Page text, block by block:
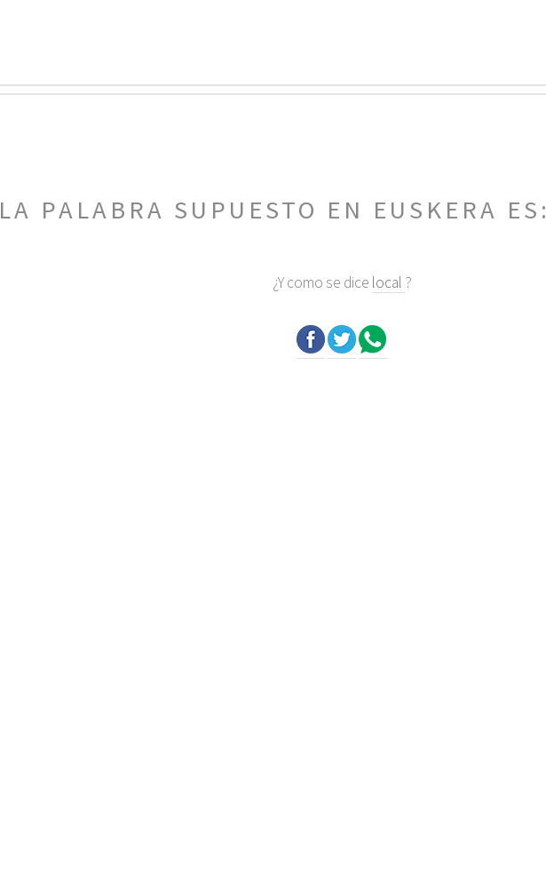
LA PALABRA SUPUESTO EN EUSKERA ES:
¿Y como se dice local ?